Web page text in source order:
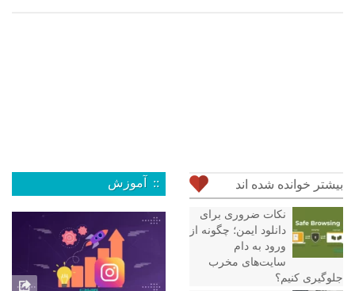
بیشتر خوانده شده اند
نکات ضروری برای
دانلود ایمن؛ چگونه از
ورود به دام
سایت‌های مخرب
جلوگیری کنیم؟
:: آموزش